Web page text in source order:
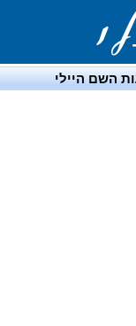
השם היילי